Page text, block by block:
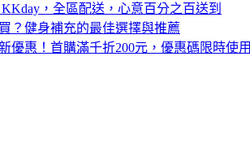
，全區配送，心意百分之百送到
？健身補充的最佳選擇與推薦
優惠！首購滿千折200元，優惠碼限時使用